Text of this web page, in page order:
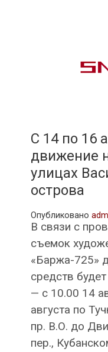
C 14 по 16
движение
улицах
острова
Опубликовано adm
В связи с
съемок
«Баржа-725»
средств
— с 10.00 14
августа по
пр. В.О. до
пер.,